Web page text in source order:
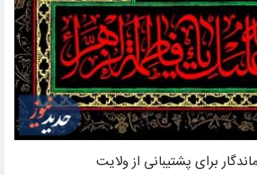
برای پشتیبانی از ولایت